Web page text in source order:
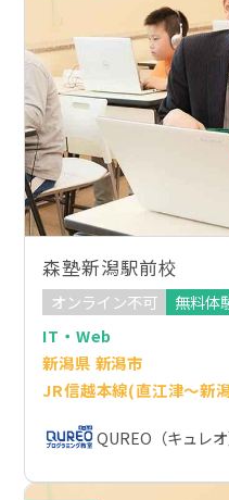
森塾新潟駅前校
オンライン不可
無料体
IT・Web
新潟県 新潟市
JR信越本線(直江津～新
QUREO（キュレ